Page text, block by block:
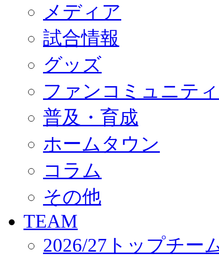
2026/27ファンコミュニティ
サポートショップ
GOODS
オフィシャルストア（実店舗）
オンラインストア
ACADEMY
アカデミーについて
コーチ&スタッフ
ジュニア
ジュニアユース
ユース
練習拠点（ナラディーア）
SCHOOL
CLUB
パートナー募集
クラブ理念
サステナビリティ
Web制作支援
応援プロジェクト
メディア
試合情報
グッズ
ファンコミュニティ
普及・育成
ホームタウン
コラム
その他
TEAM
2026/27トップチー